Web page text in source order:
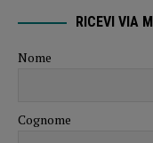
RICEVI VIA
Nome
Cognome